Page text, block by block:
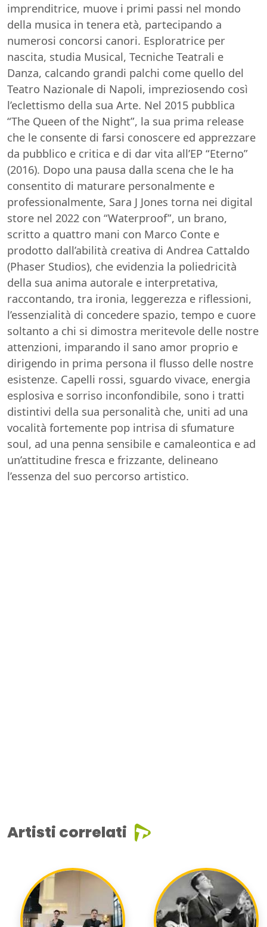
imprenditrice, muove i primi passi nel mondo
della musica in tenera età, partecipando a
numerosi concorsi canori. Esploratrice per
nascita, studia Musical, Tecniche Teatrali e
Danza, calcando grandi palchi come quello del
Teatro Nazionale di Napoli, impreziosendo così
l’eclettismo della sua Arte. Nel 2015 pubblica
“The Queen of the Night”, la sua prima release
che le consente di farsi conoscere ed apprezzare
da pubblico e critica e di dar vita all’EP “Eterno”
(2016). Dopo una pausa dalla scena che le ha
consentito di maturare personalmente e
professionalmente, Sara J Jones torna nei digital
store nel 2022 con “Waterproof”, un brano,
scritto a quattro mani con Marco Conte e
prodotto dall’abilità creativa di Andrea Cattaldo
(Phaser Studios), che evidenzia la poliedricità
della sua anima autorale e interpretativa,
raccontando, tra ironia, leggerezza e riflessioni,
l’essenzialità di concedere spazio, tempo e cuore
soltanto a chi si dimostra meritevole delle nostre
attenzioni, imparando il sano amor proprio e
dirigendo in prima persona il flusso delle nostre
esistenze. Capelli rossi, sguardo vivace, energia
esplosiva e sorriso inconfondibile, sono i tratti
distintivi della sua personalità che, uniti ad una
vocalità fortemente pop intrisa di sfumature
soul, ad una penna sensibile e camaleontica e ad
un’attitudine fresca e frizzante, delineano
l’essenza del suo percorso artistico.
Artisti correlati